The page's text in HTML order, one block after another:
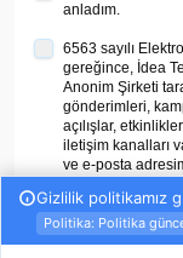
anladım.
6563 sayılı
gereğince, İdea
Anonim Şirketi
gönderimleri,
açılışlar,
iletişim kanalları
ve e-posta